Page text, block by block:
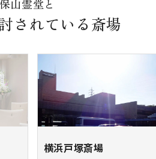
山霊堂と
されている斎場
横浜戸塚斎場